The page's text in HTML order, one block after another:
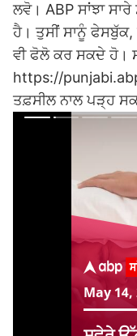
ਲਵੋ। ABP ਸਾਂਝਾ
ਹੈ। ਤੁਸੀਂ ਸਾਨੂੰ
ਵੀ ਫੋਲੋ ਕਰ ਸਕਦੇ ਹੋ।
https://
ਤਫ਼ਸੀਲ ਨਾਲ ਪੜ੍ਹ